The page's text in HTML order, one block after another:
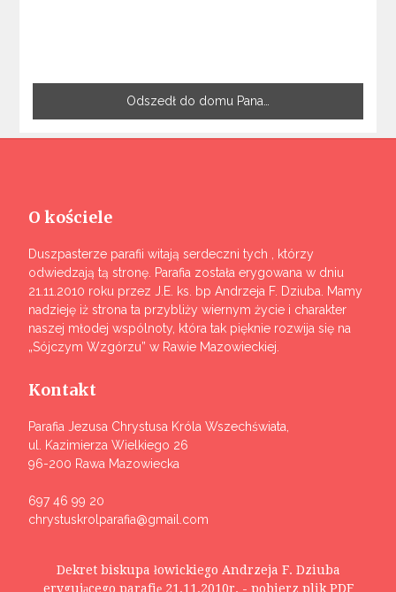
Odszedł do domu Pana…
O kościele
Duszpasterze parafii witają serdeczni tych , którzy
odwiedzają tą stronę. Parafia została erygowana w dniu
21.11.2010 roku przez J.E. ks. bp Andrzeja F. Dziuba. Mamy
nadzieję iż strona ta przybliży wiernym życie i charakter
naszej młodej wspólnoty, która tak pięknie rozwija się na
„Sójczym Wzgórzu” w Rawie Mazowieckiej.
Kontakt
Parafia Jezusa Chrystusa Króla Wszechświata,
ul. Kazimierza Wielkiego 26
96-200 Rawa Mazowiecka
697 46 99 20
chrystuskrolparafia@gmail.com
Dekret biskupa łowickiego Andrzeja F. Dziuba
erygującego parafię 21.11.2010r. - pobierz plik PDF